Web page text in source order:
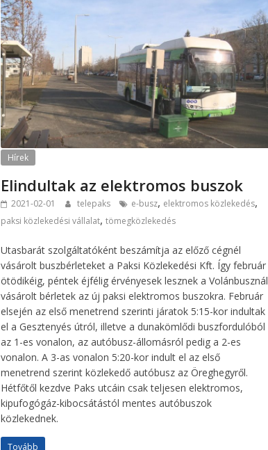
Hírek
Elindultak az elektromos buszok
2021-02-01 telepaks e-busz, elektromos közlekedés,
paksi közlekedési vállalat,tömegközlekedés
Utasbarát szolgáltatóként beszámítja az előző cégnél
vásárolt buszbérleteket a Paksi Közlekedési Kft. Így február
ötödikéig, péntek éjfélig érvényesek lesznek a Volánbusznál
vásárolt bérletek az új paksi elektromos buszokra. Február
elsején az első menetrend szerinti járatok 5:15-kor indultak
el a Gesztenyés útról, illetve a dunakömlődi buszfordulóból
az 1-es vonalon, az autóbusz-állomásról pedig a 2-es
vonalon. A 3-as vonalon 5:20-kor indult el az első
menetrend szerint közlekedő autóbusz az Öreghegyről.
Hétfőtől kezdve Paks utcáin csak teljesen elektromos,
kipufogógáz-kibocsátástól mentes autóbuszok
közlekednek.
Tovább